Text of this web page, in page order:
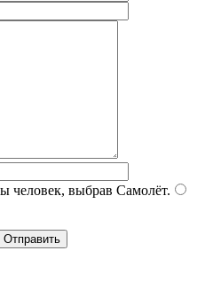
человек, выбрав Самолёт.